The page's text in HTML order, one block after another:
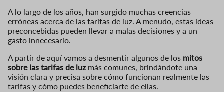
A lo largo de los años, han surgido muchas creencias
erróneas acerca de las tarifas de luz. A menudo, estas ideas
preconcebidas pueden llevar a malas decisiones y a un
gasto innecesario.
A partir de aquí vamos a desmentir algunos de los mitos
sobre las tarifas de luzmás comunes, brindándote una
visión clara y precisa sobre cómo funcionan realmente las
tarifas y cómo puedes beneficiarte de ellas.